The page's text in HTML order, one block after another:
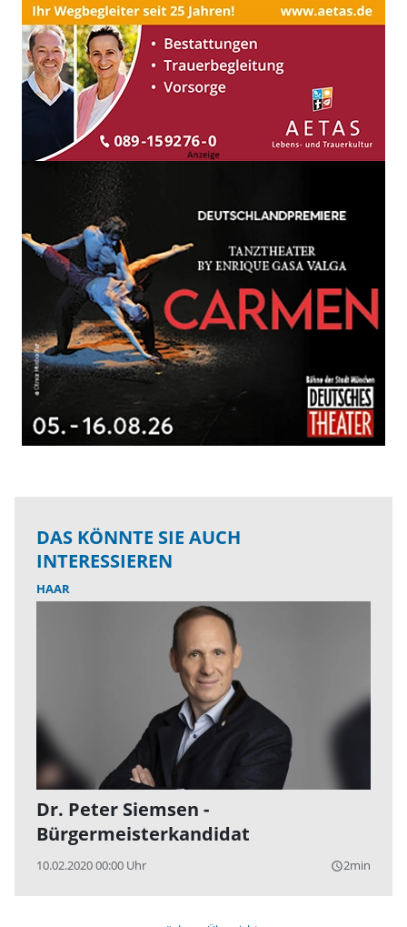
DAS KÖNNTE SIE AUCH
INTERESSIEREN
HAAR
Dr. Peter Siemsen -
Bürgermeisterkandidat
10.02.2020 00:00 Uhr query_builder2min